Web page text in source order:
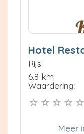
Hotel
Rijs
6.8 km
Waardering:
Meer